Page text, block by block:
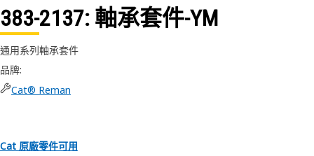
383-2137: 軸承套件-YM
通用系列軸承套件
品牌:
Cat® Reman
Cat 原廠零件可用